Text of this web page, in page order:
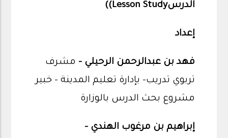
الدرسLesson Study)
)
إعداد
فهد بن عبدالرحمن الرحيلي - مشرف
تربوي تدريب- بإدارة تعليم المدينة - خبير
مشروع بحث الدرس بالوزارة
إبراهيم بن مرغوب الهندي -